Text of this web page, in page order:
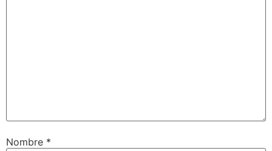
Nombre *